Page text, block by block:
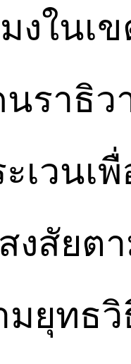
งในเ
ราธิว
เวนเ
งสัยต
ยุทธวิ